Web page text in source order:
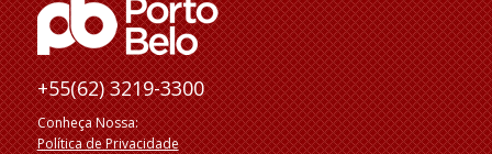
+55(62) 3219-3300
Conheça Nossa:
Política de Privacidade